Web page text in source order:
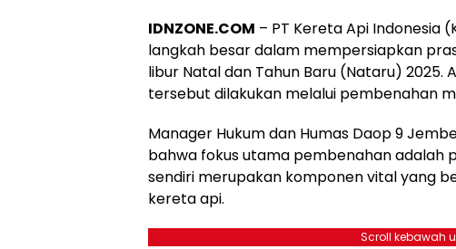
IDNZONE.COM – PT Kereta Api Indonesia
langkah besar dalam mempersiapkan
libur Natal dan Tahun Baru (Nataru)
tersebut dilakukan melalui pembenahan
Manager Hukum dan Humas Daop 9
bahwa fokus utama pembenahan adalah
sendiri merupakan komponen vital yang
kereta api.
Scroll kebawah